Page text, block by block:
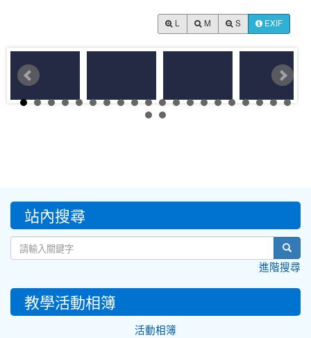
M S EXIF
::: 站內搜尋
進階搜尋
教學活動相簿
活動相簿